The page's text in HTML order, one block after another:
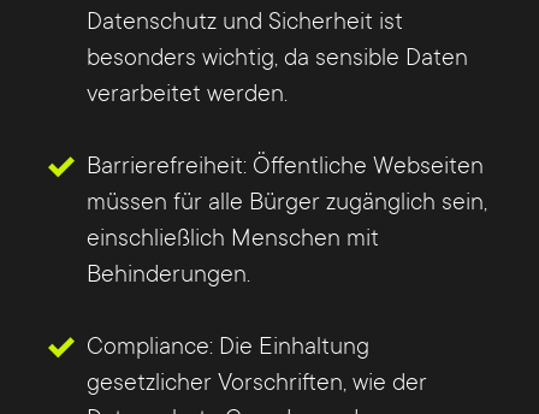
Datenschutz und Sicherheit ist
besonders wichtig, da sensible Daten
verarbeitet werden.
Barrierefreiheit: Öffentliche Webseiten
müssen für alle Bürger zugänglich sein,
einschließlich Menschen mit
Behinderungen.
Compliance: Die Einhaltung
gesetzlicher Vorschriften, wie der